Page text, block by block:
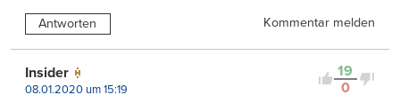
Antworten Kommentar melden
19
0
Insider
08.01.2020 um 15:19